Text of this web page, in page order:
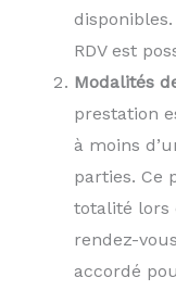
RDV est
Modalités
prestation
à moins
parties. Ce
totalité lors
rendez-
accordé